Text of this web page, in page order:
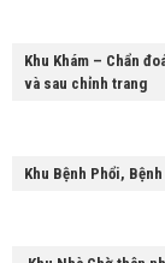
Khu Khám – Chẩn
và sau chỉnh trang
Khu Bệnh Phổi,